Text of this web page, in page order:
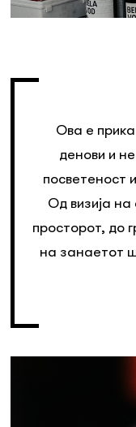
Ова е
денови и
посветеност
Од визија
просторот, до
на занаетот